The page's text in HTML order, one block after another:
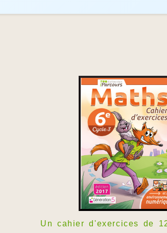
Un cahier d'exercices de